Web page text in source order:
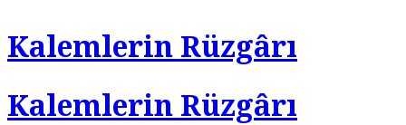
Kalemlerin Rüzgârı
Kalemlerin Rüzgârı